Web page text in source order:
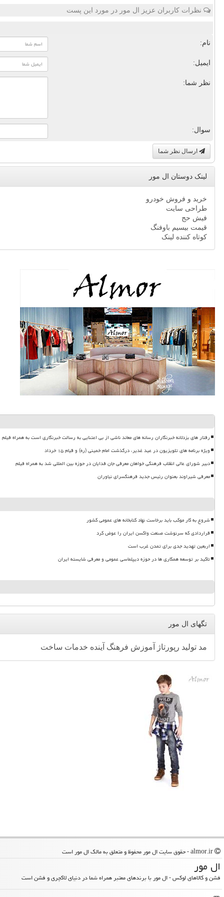
نظرات کاربران عزیز ال مور در مورد این پست
نام:
ایمیل:
نظر شما:
سوال:
ارسال نظر شما
لینک دوستان ال مور
خرید و فروش خودرو
طراحی سایت
فیش حج
قیمت بیسیم باوفنگ
کوتاه کننده لینک
رفتار های بزدلانه خبرنگاران رسانه های معاند ناشی از بی اعتنایی به رسالت خبرنگاری است به همراه فیلم
ویژه برنامه های تلویزیون در عید غدیر، درگذشت امام خمینی (ره) و قیام ۱۵ خرداد
دبیر شورای عالی انقلاب فرهنگی خواهان معرفی جان فدایان در حوزه بین المللی شد به همراه فیلم
معرفی شیراوند بعنوان رئیس جدید فرهنگسرای نیاوران
شروع به کار موکب باید برخاست نهاد کتابخانه های عمومی کشور
قراردادی که سرنوشت صنعت واکسن ایران را عوض کرد
اربعین تهدید جدی برای تمدن غرب است
تاکید بر توسعه همکاری ها در حوزه دیپلماسی عمومی و معرفی شایسته ایران
تگهای ال مور
مد تولید رپورتاژ آموزش فرهنگ آینده خدمات ساخت
ال مور
فشن و کالاهای لوکس - ال مور با برندهای معتبر همراه شما در دنیای لاکچری و فشن است